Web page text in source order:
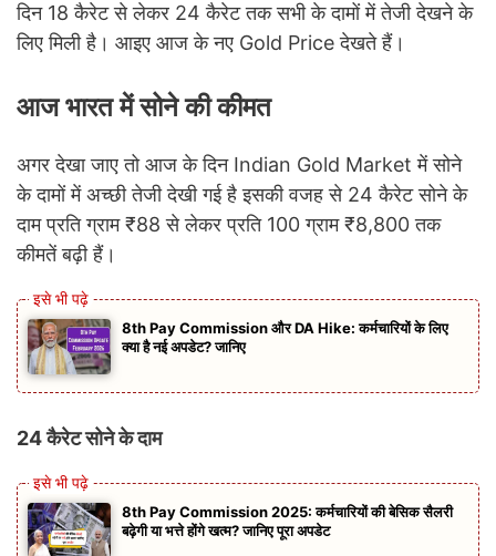
दिन 18 कैरेट से लेकर 24 कैरेट तक सभी के दामों में तेजी देखने के
लिए मिली है। आइए आज के नए Gold Price देखते हैं।
आज भारत में सोने की कीमत
अगर देखा जाए तो आज के दिन Indian Gold Market में सोने
के दामों में अच्छी तेजी देखी गई है इसकी वजह से 24 कैरेट सोने के
दाम प्रति ग्राम ₹88 से लेकर प्रति 100 ग्राम ₹8,800 तक
कीमतें बढ़ी हैं।
8th Pay Commission और DA Hike: कर्मचारियों के लिए
क्या है नई अपडेट? जानिए
24 कैरेट सोने के दाम
8th Pay Commission 2025: कर्मचारियों की बेसिक सैलरी
बढ़ेगी या भत्ते होंगे खत्म? जानिए पूरा अपडेट